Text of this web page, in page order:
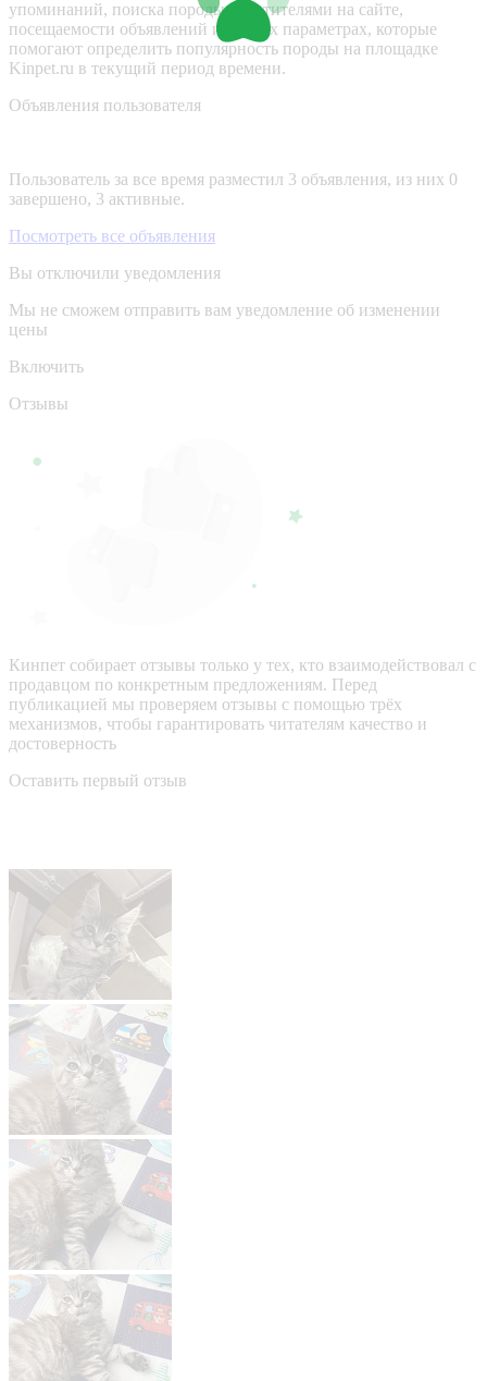
упоминаний, поиска породы посетителями на сайте,
посещаемости объявлений и других параметрах, которые
помогают определить популярность породы на площадке
Kinpet.ru в текущий период времени.
Объявления пользователя
Пользователь за все время разместил 3 объявления, из них 0
завершено, 3 активные.
Посмотреть все объявления
Вы отключили уведомления
Мы не сможем отправить вам уведомление об изменении
цены
Включить
Отзывы
Кинпет собирает отзывы только у тех, кто взаимодействовал с
продавцом по конкретным предложениям. Перед
публикацией мы проверяем отзывы с помощью трёх
механизмов, чтобы гарантировать читателям качество и
достоверность
Оставить первый отзыв